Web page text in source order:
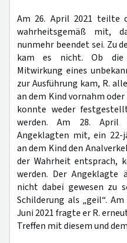
Am 26. April 2021 teilte
wahrheitsgemäß mit,
nunmehr beendet sei. Zu
kam es nicht. Ob
Mitwirkung eines
zur Ausführung kam, R.
an dem Kind vornahm
konnte weder
werden. Am 28.
Angeklagten mit, ein 22-
an dem Kind den
der Wahrheit entsprach,
werden. Der Angeklagte
nicht dabei gewesen zu
Schilderung als „geil“.
Juni 2021 fragte er R.
Treffen mit diesem und